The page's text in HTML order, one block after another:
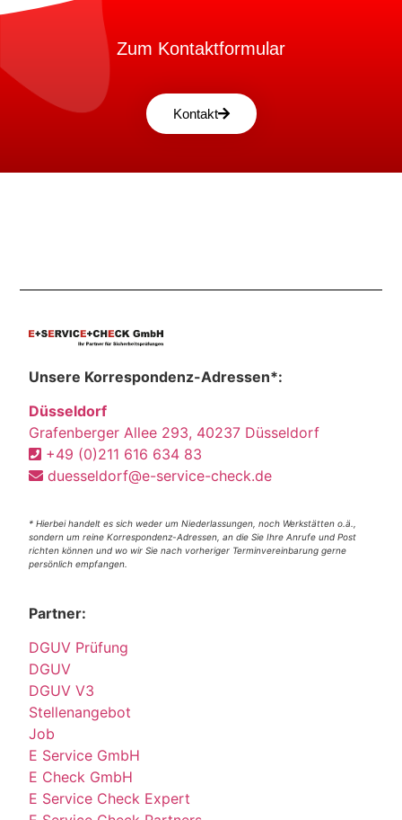
Zum Kontaktformular
Kontakt
Unsere Korrespondenz-Adressen*:
Düsseldorf
Grafenberger Allee 293, 40237 Düsseldorf
+49 (0)211 616 634 83
duesseldorf@e-service-check.de
* Hierbei handelt es sich weder um Niederlassungen, noch Werkstätten o.ä.,
sondern um reine Korrespondenz-Adressen, an die Sie Ihre Anrufe und Post
richten können und wo wir Sie nach vorheriger Terminvereinbarung gerne
persönlich empfangen.
Partner:
DGUV Prüfung
DGUV
DGUV V3
Stellenangebot
Job
E Service GmbH
E Check GmbH
E Service Check Expert